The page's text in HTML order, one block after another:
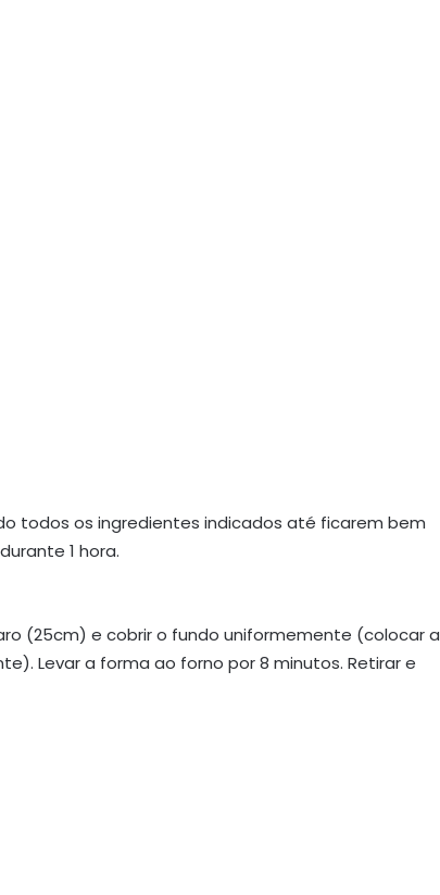
todos os ingredientes indicados até ficarem bem
1 hora.
(25cm) e cobrir o fundo uniformemente (colocar a
Levar a forma ao forno por 8 minutos. Retirar e